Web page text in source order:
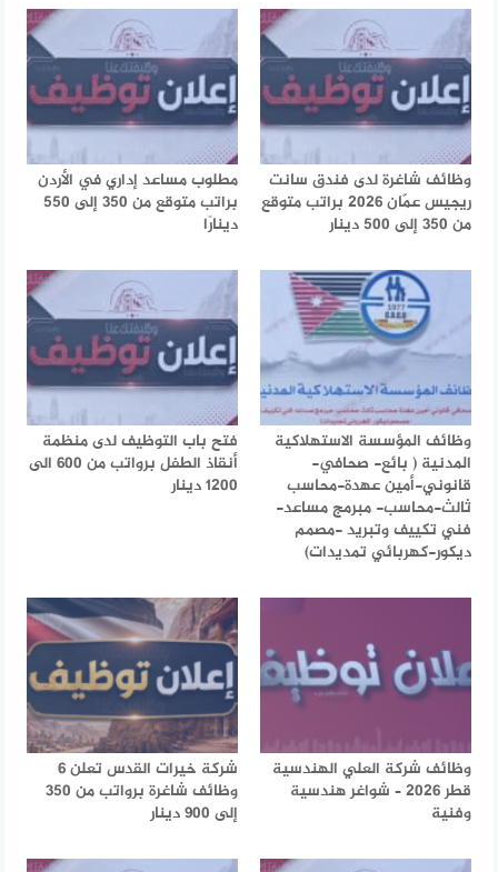
وظائف شاغرة لدى فندق سانت
ريجيس عمّان 2026 براتب متوقع
من 350 إلى 500 دينار
مطلوب مساعد إداري في الأردن
براتب متوقع من 350 إلى 550
دينارًا
وظائف المؤسسة الاستهلاكية
المدنية ( بائع- صحافي-
قانوني-أمين عهدة-محاسب
ثالث-محاسب- مبرمج مساعد-
فني تكييف وتبريد -مصمم
ديكور-كهربائي تمديدات)
فتح باب التوظيف لدى منظمة
أنقاذ الطفل برواتب من 600 الى
1200 دينار
وظائف شركة العلي الهندسية
قطر 2026 – شواغر هندسية
وفنية
شركة خيرات القدس تعلن 6
وظائف شاغرة برواتب من 350
إلى 900 دينار